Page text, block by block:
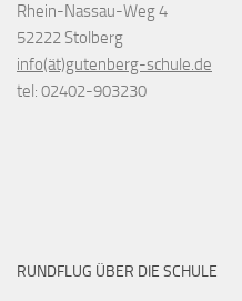
Rhein-Nassau-Weg 4
52222 Stolberg
info(ät)gutenberg-schule.de
tel: 02402-903230
RUNDFLUG ÜBER DIE SCHULE